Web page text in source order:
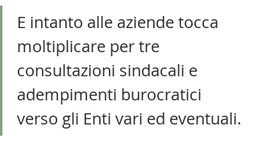
E intanto alle aziende tocca
moltiplicare per tre
consultazioni sindacali e
adempimenti burocratici
verso gli Enti vari ed eventuali.